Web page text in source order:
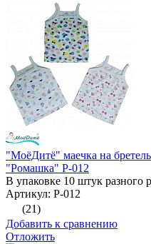
"МоёДитё" маечка на
"Ромашка" Р-012
В упаковке 10 штук разного
Артикул: Р-012
(21)
Добавить к сравнению
Отложить